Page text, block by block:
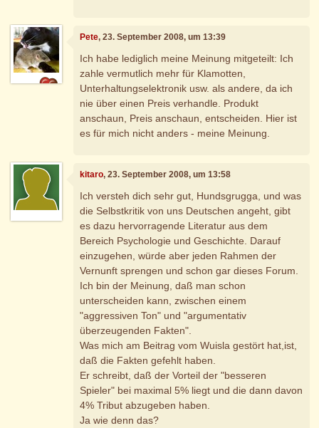
Pete, 23. September 2008, um 13:39
Ich habe lediglich meine Meinung mitgeteilt: Ich
zahle vermutlich mehr für Klamotten,
Unterhaltungselektronik usw. als andere, da ich
nie über einen Preis verhandle. Produkt
anschaun, Preis anschaun, entscheiden. Hier ist
es für mich nicht anders - meine Meinung.
kitaro, 23. September 2008, um 13:58
Ich versteh dich sehr gut, Hundsgrugga, und was
die Selbstkritik von uns Deutschen angeht, gibt
es dazu hervorragende Literatur aus dem
Bereich Psychologie und Geschichte. Darauf
einzugehen, würde aber jeden Rahmen der
Vernunft sprengen und schon gar dieses Forum.
Ich bin der Meinung, daß man schon
unterscheiden kann, zwischen einem
"aggressiven Ton" und "argumentativ
überzeugenden Fakten".
Was mich am Beitrag vom Wuisla gestört hat,ist,
daß die Fakten gefehlt haben.
Er schreibt, daß der Vorteil der "besseren
Spieler" bei maximal 5% liegt und die dann davon
4% Tribut abzugeben haben.
Ja wie denn das?